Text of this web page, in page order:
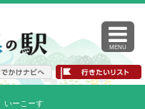
MENU
いーこーす